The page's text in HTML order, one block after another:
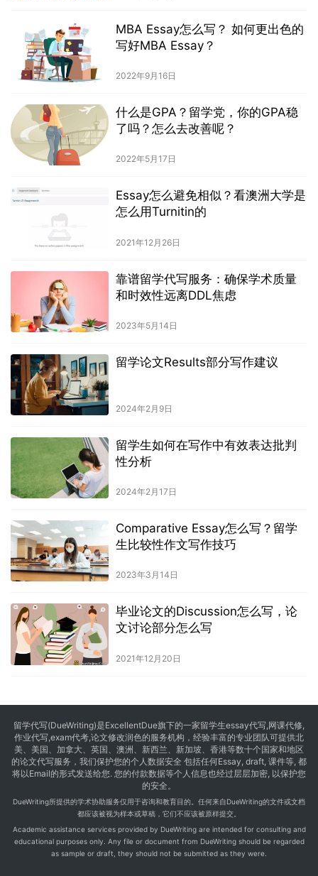
MBA Essay怎么写？ 如何更出色的
写好MBA Essay？
2022年9月16日
什么是GPA？留学党，你的GPA稳
了吗？怎么去改善呢？
2022年5月17日
Essay怎么避免相似？看澳洲大学是
怎么用Turnitin的
2021年12月26日
靠谱留学代写服务：确保学术质量
和时效性远离DDL焦虑
2023年5月14日
留学论文Results部分写作建议
2024年2月9日
留学生如何在写作中有效表达批判
性分析
2024年2月17日
Comparative Essay怎么写？留学
生比较性作文写作技巧
2023年3月14日
毕业论文的Discussion怎么写，论
文讨论部分怎么写
2021年12月20日
留学代写(DueWriting)是ExcellentDue旗下的一家留学生essay代写,网课代修,
作业代写,exam代考,论文修改润色的服务机构，经验丰富的专业团队可提供北
美、美国、加拿大、英国、澳洲、新西兰、新加坡、香港等数十个国家和地区
的论文代写服务，我们保护您的个人数据安全 包括任何Essay, draft, 课件等, 都
将以Email的形式发送给您. 您的付款数据等个人信息也经过层层加密, 以保护您
的安全。
DueWriting所提供的学术协助服务仅用于咨询和教育目的。任何来自DueWriting的文件或文档
都应该被视为样本或草稿，它们不应该被原样提交。
Academic assistance services provided by DueWriting are intended for consulting and
educational purposes only. Any file or document from DueWriting should be regarded
as sample or draft, they should not be submitted as they were.